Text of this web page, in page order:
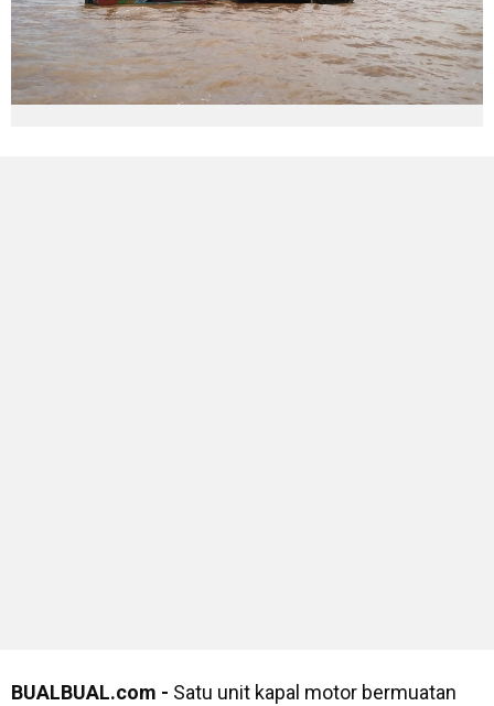
BUALBUAL.com - Satu unit kapal motor bermuatan